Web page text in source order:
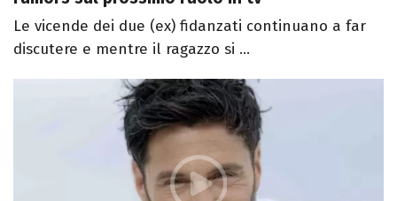
Le vicende dei due (ex) fidanzati continuano a far
discutere e mentre il ragazzo si ...